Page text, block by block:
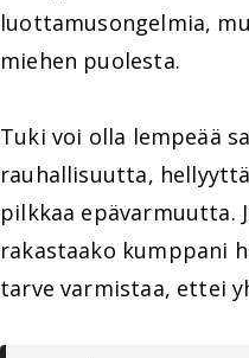
luottamusongelmia,
miehen puolesta.
Tuki voi olla lempeää
rauhallisuutta,
pilkkaa epävarmuutta.
rakastaako kumppani
tarve varmistaa, ettei